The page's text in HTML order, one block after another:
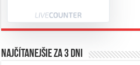
Najčítanejšie za 3 dni